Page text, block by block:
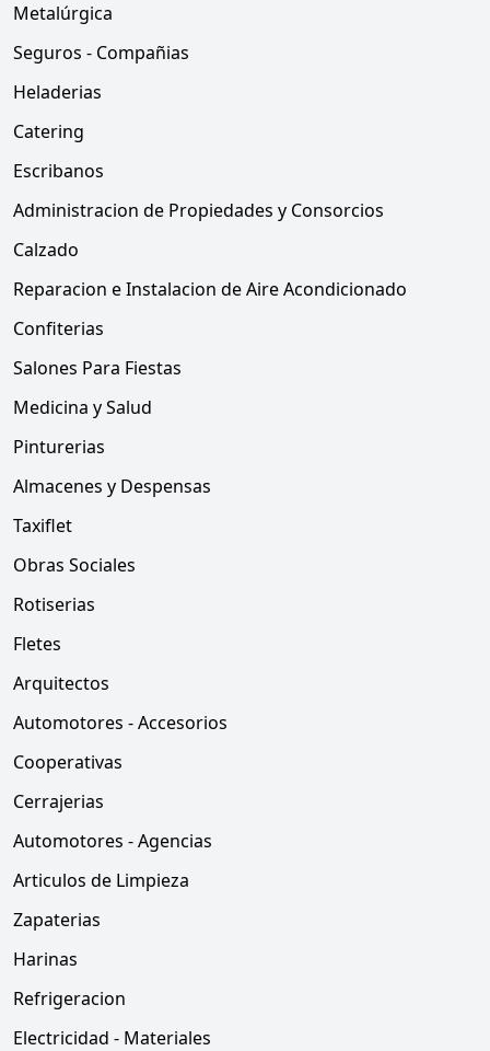
Metalúrgica
Seguros - Compañias
Heladerias
Catering
Escribanos
Administracion de Propiedades y Consorcios
Calzado
Reparacion e Instalacion de Aire Acondicionado
Confiterias
Salones Para Fiestas
Medicina y Salud
Pinturerias
Almacenes y Despensas
Taxiflet
Obras Sociales
Rotiserias
Fletes
Arquitectos
Automotores - Accesorios
Cooperativas
Cerrajerias
Automotores - Agencias
Articulos de Limpieza
Zapaterias
Harinas
Refrigeracion
Electricidad - Materiales